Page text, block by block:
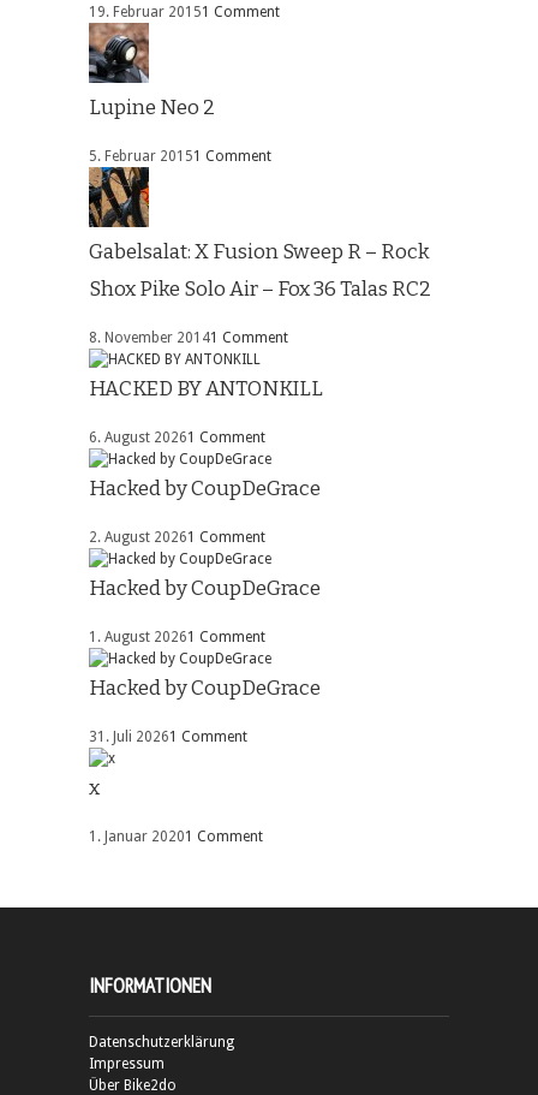
19. Februar 20151 Comment
Lupine Neo 2
5. Februar 20151 Comment
Gabelsalat: X Fusion Sweep R – Rock
Shox Pike Solo Air – Fox 36 Talas RC2
8. November 20141 Comment
HACKED BY ANTONKILL
6. August 20261 Comment
Hacked by CoupDeGrace
2. August 20261 Comment
Hacked by CoupDeGrace
1. August 20261 Comment
Hacked by CoupDeGrace
31. Juli 20261 Comment
x
1. Januar 20201 Comment
INFORMATIONEN
Datenschutzerklärung
Impressum
Über Bike2do